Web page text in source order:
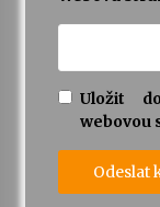
Uložit
webovou